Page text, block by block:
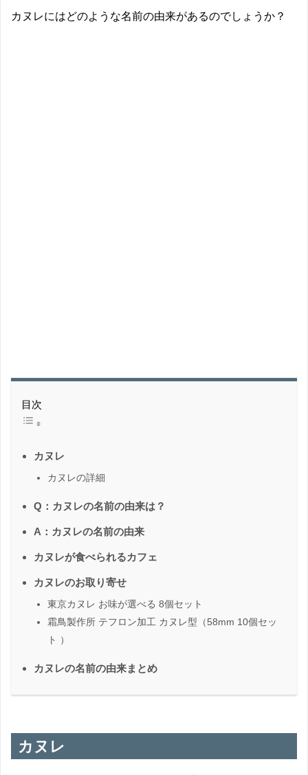
カヌレにはどのような名前の由来があるのでしょうか？
目次
カヌレ
カヌレの詳細
Q：カヌレの名前の由来は？
A：カヌレの名前の由来
カヌレが食べられるカフェ
カヌレのお取り寄せ
東京カヌレ お味が選べる 8個セット
霜鳥製作所 テフロン加工 カヌレ型（58mm 10個セッ
ト ）
カヌレの名前の由来まとめ
カヌレ